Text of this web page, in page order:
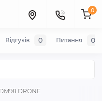
0
DRONE
Відгуків 0 Питання 0